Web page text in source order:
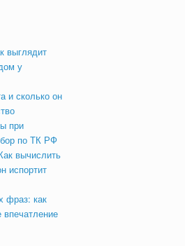
выглядит
у
и сколько он
при
по ТК РФ
вычислить
испортит
фраз: как
впечатление